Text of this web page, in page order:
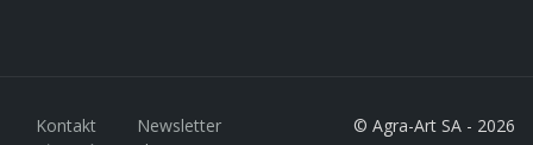
Kontakt
Newsletter
© Agra-Art SA - 2026